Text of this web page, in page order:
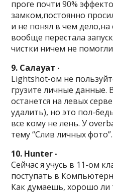
проге почти 90%
замком,постоянно
и не понял в чем
вообще перестала
чистки ничем не помогли
9. Салауат •
Lightshot-ом не
грузите личные данные.
останется на левых
удалить), но это пол-
все кому не лень. У
тему “Слив личных фото”.
10. Hunter •
Сейчас я учусь в 11-ом
поступать в
Как думаешь, хорошо ли